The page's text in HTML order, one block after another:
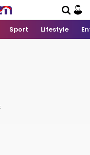
Sport Lifestyle